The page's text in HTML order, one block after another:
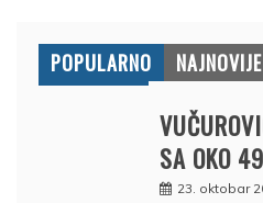
POPULARNO NAJNOVIJE
SA OKO
23. oktobar